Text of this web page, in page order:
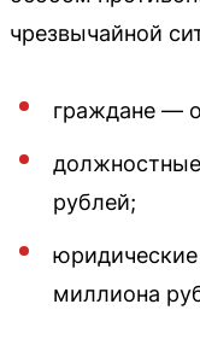
чрезвычайной
граждане —
рублей;
миллиона